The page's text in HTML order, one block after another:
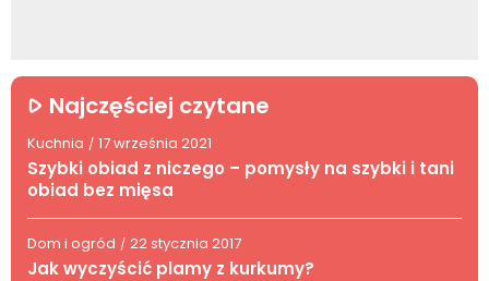
Najczęściej czytane
Kuchnia / 17 września 2021
Szybki obiad z niczego – pomysły na szybki i tani
obiad bez mięsa
Dom i ogród / 22 stycznia 2017
Jak wyczyścić plamy z kurkumy?